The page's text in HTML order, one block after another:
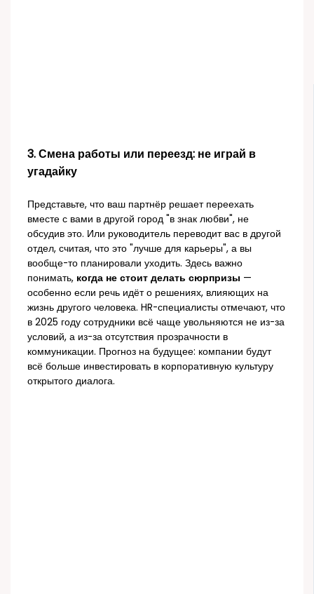
3. Смена работы или переезд: не играй в
угадайку
Представьте, что ваш партнёр решает переехать
вместе с вами в другой город "в знак любви", не
обсудив это. Или руководитель переводит вас в другой
отдел, считая, что это "лучше для карьеры", а вы
вообще-то планировали уходить. Здесь важно
понимать, когда не стоит делать сюрпризы —
особенно если речь идёт о решениях, влияющих на
жизнь другого человека. HR-специалисты отмечают, что
в 2025 году сотрудники всё чаще увольняются не из-за
условий, а из-за отсутствия прозрачности в
коммуникации. Прогноз на будущее: компании будут
всё больше инвестировать в корпоративную культуру
открытого диалога.